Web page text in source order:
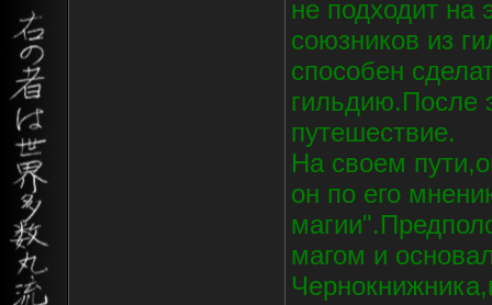
не подходит на
союзников из
способен
гильдию.После
путешествие.
На своем
он по его
магом и